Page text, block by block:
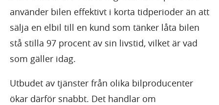
använder bilen effektivt i korta tidperioder än att
sälja en elbil till en kund som tänker låta bilen
stå stilla 97 procent av sin livstid, vilket är vad
som gäller idag.
Utbudet av tjänster från olika bilproducenter
ökar därför snabbt. Det handlar om